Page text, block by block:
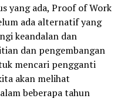
yang ada, Proof of Work
ada alternatif yang
keandalan dan
dan pengembangan
mencari pengganti
akan melihat
beberapa tahun